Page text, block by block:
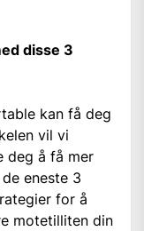
disse 3
kan få deg
vil vi
deg å få mer
eneste 3
for å
motetilliten din